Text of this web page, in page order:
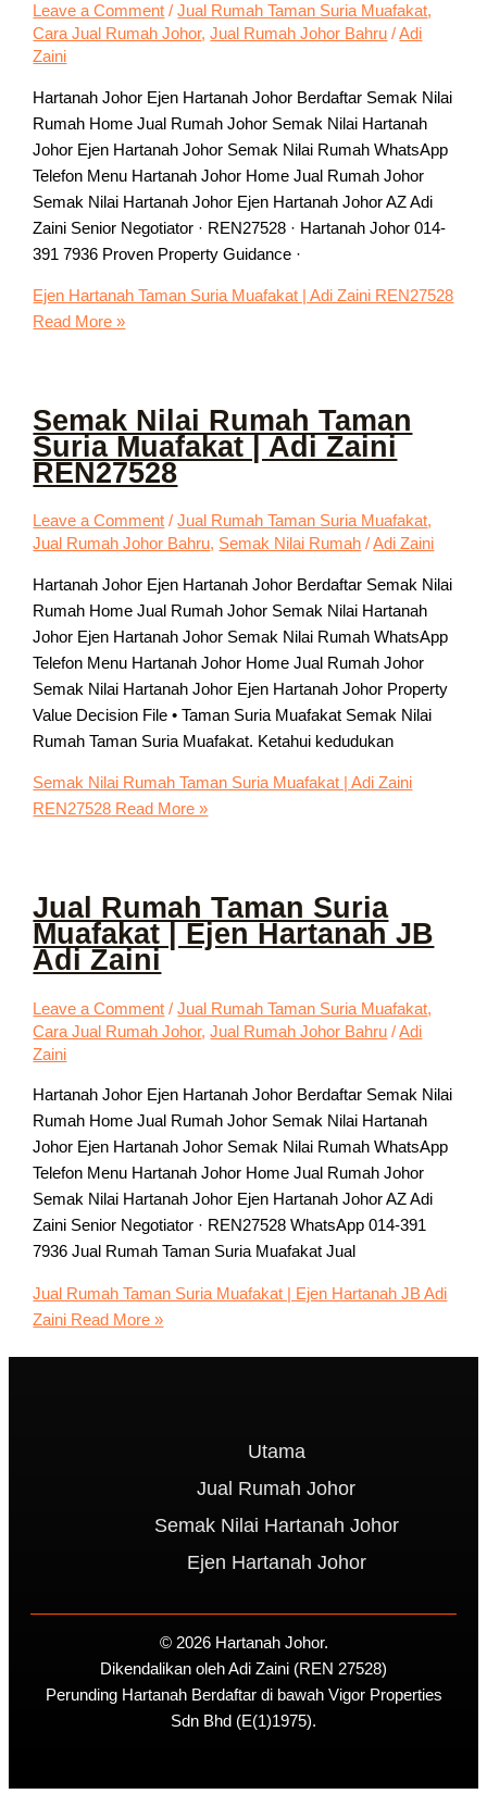
Leave a Comment /Jual Rumah Taman Suria Muafakat,
Cara Jual Rumah Johor,Jual Rumah Johor Bahru /Adi
Zaini
Hartanah Johor Ejen Hartanah Johor Berdaftar Semak Nilai
Rumah Home Jual Rumah Johor Semak Nilai Hartanah
Johor Ejen Hartanah Johor Semak Nilai Rumah WhatsApp
Telefon Menu Hartanah Johor Home Jual Rumah Johor
Semak Nilai Hartanah Johor Ejen Hartanah Johor AZ Adi
Zaini Senior Negotiator · REN27528 · Hartanah Johor 014-
391 7936 Proven Property Guidance ·
Ejen Hartanah Taman Suria Muafakat | Adi Zaini REN27528
Read More »
Semak Nilai Rumah Taman
Suria Muafakat | Adi Zaini
REN27528
Leave a Comment /Jual Rumah Taman Suria Muafakat,
Jual Rumah Johor Bahru, Semak Nilai Rumah /Adi Zaini
Hartanah Johor Ejen Hartanah Johor Berdaftar Semak Nilai
Rumah Home Jual Rumah Johor Semak Nilai Hartanah
Johor Ejen Hartanah Johor Semak Nilai Rumah WhatsApp
Telefon Menu Hartanah Johor Home Jual Rumah Johor
Semak Nilai Hartanah Johor Ejen Hartanah Johor Property
Value Decision File • Taman Suria Muafakat Semak Nilai
Rumah Taman Suria Muafakat. Ketahui kedudukan
Semak Nilai Rumah Taman Suria Muafakat | Adi Zaini
REN27528 Read More »
Jual Rumah Taman Suria
Muafakat | Ejen Hartanah JB
Adi Zaini
Leave a Comment /Jual Rumah Taman Suria Muafakat,
Cara Jual Rumah Johor,Jual Rumah Johor Bahru /Adi
Zaini
Hartanah Johor Ejen Hartanah Johor Berdaftar Semak Nilai
Rumah Home Jual Rumah Johor Semak Nilai Hartanah
Johor Ejen Hartanah Johor Semak Nilai Rumah WhatsApp
Telefon Menu Hartanah Johor Home Jual Rumah Johor
Semak Nilai Hartanah Johor Ejen Hartanah Johor AZ Adi
Zaini Senior Negotiator · REN27528 WhatsApp 014-391
7936 Jual Rumah Taman Suria Muafakat Jual
Jual Rumah Taman Suria Muafakat | Ejen Hartanah JB Adi
Zaini Read More »
Utama
Jual Rumah Johor
Semak Nilai Hartanah Johor
Ejen Hartanah Johor
© 2026 Hartanah Johor.
Dikendalikan oleh Adi Zaini (REN 27528)
Perunding Hartanah Berdaftar di bawah Vigor Properties
Sdn Bhd (E(1)1975).